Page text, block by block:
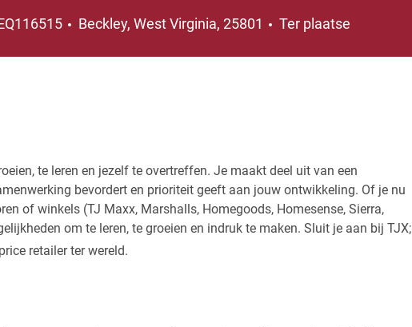
Plaats
Beckley, West Virginia, 25801 Ter plaatse
te leren en jezelf te overtreffen. Je maakt deel uit van een
bevordert en prioriteit geeft aan jouw ontwikkeling. Of je nu
of winkels (TJ Maxx, Marshalls, Homegoods, Homesense, Sierra,
om te leren, te groeien en indruk te maken. Sluit je aan bij TJX;
retailer ter wereld.